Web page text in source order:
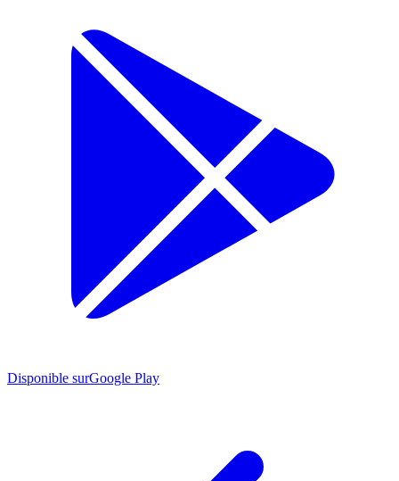
Disponible surGoogle Play